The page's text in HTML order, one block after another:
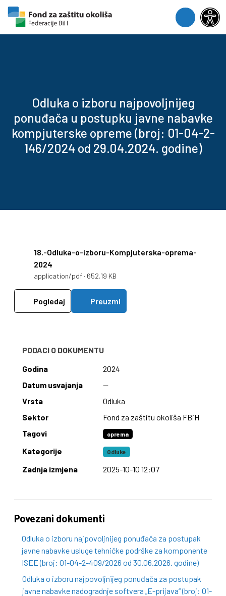
Skip to content
Skip to footer
Menu
Odluka o izboru najpovoljnijeg
ponuđača u postupku javne nabavke
kompjuterske opreme (broj: 01-04-2-
146/2024 od 29.04.2024. godine)
18.-Odluka-o-izboru-Kompjuterska-oprema-
2024
application/pdf · 652.19 KB
Pogledaj Preuzmi
PODACI O DOKUMENTU
Godina
2024
Datum usvajanja
—
Vrsta
Odluka
Sektor
Fond za zaštitu okoliša FBiH
Tagovi
oprema
Kategorije Odluke
Zadnja izmjena 2025-10-10 12:07
Povezani dokumenti
Odluka o izboru najpovoljnijeg ponuđača za postupak
javne nabavke usluge tehničke podrške za komponente
ISEE (broj: 01-04-2-409/2026 od 30.06.2026. godine)
Odluka o izboru najpovoljnijeg ponuđača za postupak
javne nabavke nadogradnje softvera „E-prijava“ (broj: 01-